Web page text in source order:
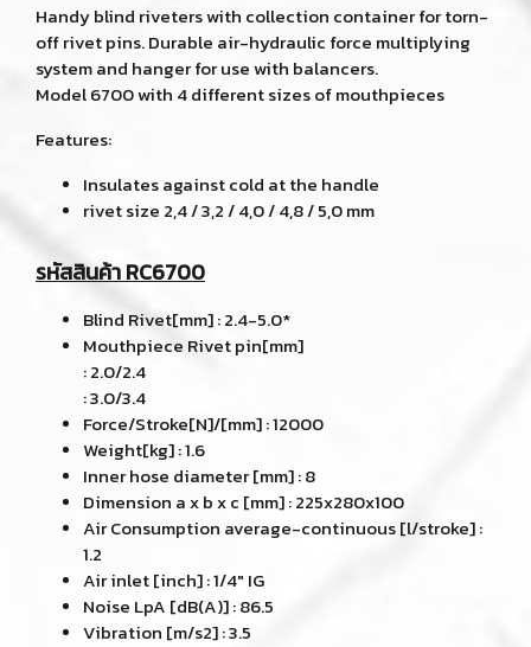
Handy blind riveters with collection container for torn-
off rivet pins. Durable air-hydraulic force multiplying
system and hanger for use with balancers.
Model 6700 with 4 different sizes of mouthpieces
Features:
Insulates against cold at the handle
rivet size 2,4 / 3,2 / 4,0 / 4,8 / 5,0 mm
รหัสสินค้า RC6700
Blind Rivet[mm] : 2.4-5.0*
Mouthpiece Rivet pin[mm]
: 2.0/2.4
: 3.0/3.4
Force/Stroke[N]/[mm] : 12000
Weight[kg] : 1.6
Inner hose diameter [mm] : 8
Dimension a x b x c [mm] : 225x280x100
Air Consumption average-continuous [l/stroke] :
1.2
Air inlet [inch] : 1/4" IG
Noise LpA [dB(A)] : 86.5
Vibration [m/s2] : 3.5